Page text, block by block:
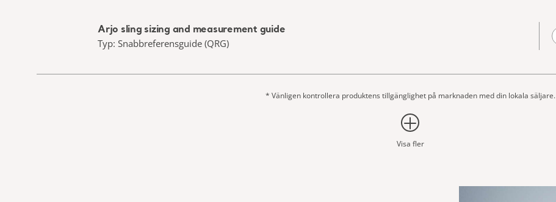
Arjo sling sizing and measurement guide
Typ: Snabbreferensguide (QRG)
* Vänligen kontrollera produktens tillgänglighet på marknaden med din lokala säljare.
Visa fler